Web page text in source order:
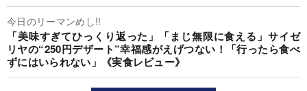
今日のリーマンめし!!
「美味すぎてひっくり返った」「まじ無限に食える」サイゼ
リヤの“250円デザート”幸福感がえげつない！「行ったら食べ
ずにはいられない」《実食レビュー》